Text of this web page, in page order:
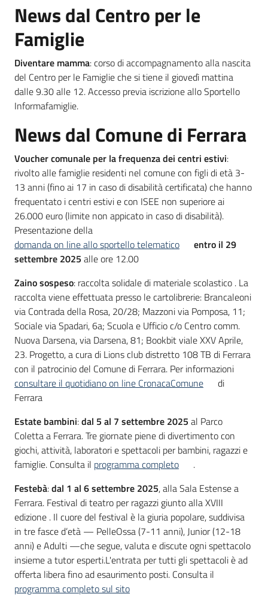
News dal Centro per le
Famiglie
Diventare mamma: corso di accompagnamento alla nascita
del Centro per le Famiglie che si tiene il giovedì mattina
dalle 9.30 alle 12. Accesso previa iscrizione allo Sportello
Informafamiglie.
News dal Comune di Ferrara
Voucher comunale per la frequenza dei centri estivi:
rivolto alle famiglie residenti nel comune con figli di età 3-
13 anni (fino ai 17 in caso di disabilità certificata) che hanno
frequentato i centri estivi e con ISEE non superiore ai
26.000 euro (limite non appicato in caso di disabilità).
Presentazione della
domanda on line allo sportello telematico
entro il 29
settembre 2025 alle ore 12.00
Zaino sospeso: raccolta solidale di materiale scolastico . La
raccolta viene effettuata presso le cartolibrerie: Brancaleoni
via Contrada della Rosa, 20/28; Mazzoni via Pomposa, 11;
Sociale via Spadari, 6a; Scuola e Ufficio c/o Centro comm.
Nuova Darsena, via Darsena, 81; Bookbit viale XXV Aprile,
23. Progetto, a cura di Lions club distretto 108 TB di Ferrara
con il patrocinio del Comune di Ferrara. Per informazioni
consultare il quotidiano on line CronacaComune
di
Ferrara
Estate bambini:dal 5 al 7 settembre 2025 al Parco
Coletta a Ferrara. Tre giornate piene di divertimento con
giochi, attività, laboratori e spettacoli per bambini, ragazzi e
famiglie. Consulta il programma completo
.
Festebà:dal 1 al 6 settembre 2025, alla Sala Estense a
Ferrara. Festival di teatro per ragazzi giunto alla XVIII
edizione . Il cuore del festival è la giuria popolare, suddivisa
in tre fasce d’età — PelleOssa (7-11 anni), Junior (12-18
anni) e Adulti —che segue, valuta e discute ogni spettacolo
insieme a tutor esperti.L'entrata per tutti gli spettacoli è ad
offerta libera fino ad esaurimento posti. Consulta il
programma completo sul sito